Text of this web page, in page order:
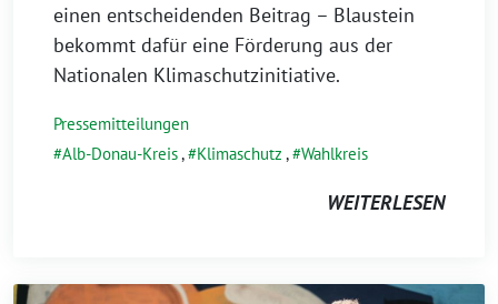
einen entscheidenden Beitrag – Blaustein
bekommt dafür eine Förderung aus der
Nationalen Klimaschutzinitiative.
Pressemitteilungen
Alb-Donau-Kreis, Klimaschutz , Wahlkreis
WEITERLESEN